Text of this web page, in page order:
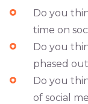
Do you
time on
Do you
phased
Do you
of social